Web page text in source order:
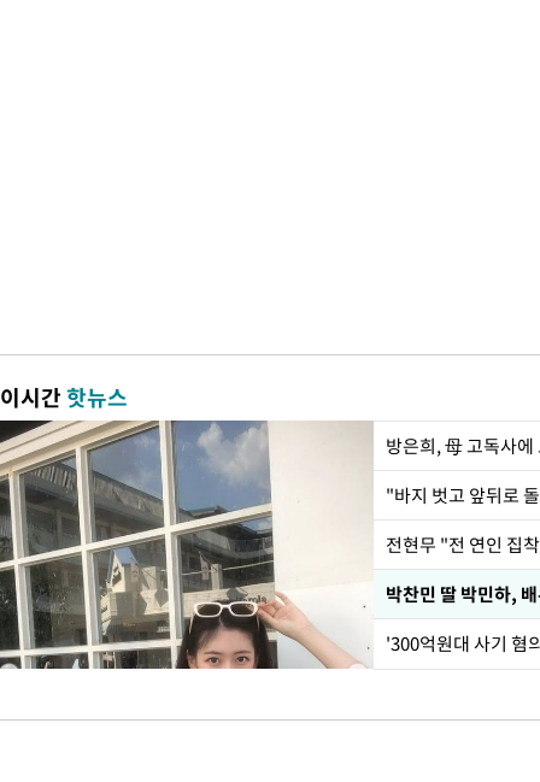
이시간핫뉴스
방은희, 母 고독사
전현무 "전 연인 집
'300억원대 사기 혐